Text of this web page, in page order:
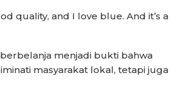
quality, and I love blue. And it’s a
menjadi bukti bahwa
masyarakat lokal, tetapi juga